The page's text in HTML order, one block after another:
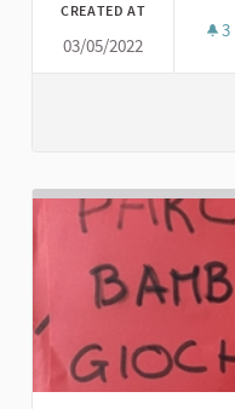
CREATED AT
03/05/2022
3